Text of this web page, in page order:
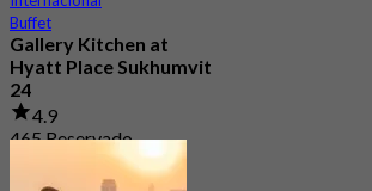
Buffet
Gallery Kitchen at
Hyatt Place Sukhumvit
24
4.9
465 Reservado
฿ 249.5